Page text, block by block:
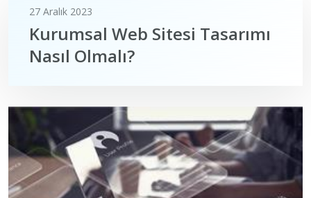
27 Aralık 2023
Kurumsal Web Sitesi Tasarımı
Nasıl Olmalı?